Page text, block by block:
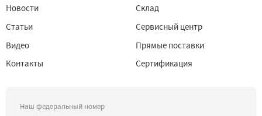
Новости
Статьи
Видео
Контакты
Склад
Сервисный центр
Прямые поставки
Сертификация
Наш федеральный номер